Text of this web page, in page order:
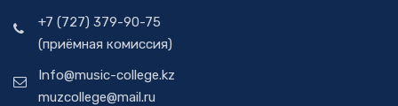
+7 (727) 379-90-75
(приёмная комиссия)
Info@music-college.kz
muzcollege@mail.ru